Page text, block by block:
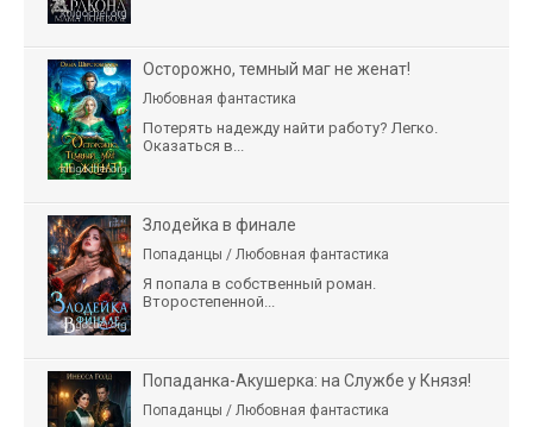
Осторожно, темный маг не женат!
Любовная фантастика
Потерять надежду найти работу? Легко.
Оказаться в...
Злодейка в финале
Попаданцы / Любовная фантастика
Я попала в собственный роман.
Второстепенной...
Попаданка-Акушерка: на Службе у Князя!
Попаданцы / Любовная фантастика